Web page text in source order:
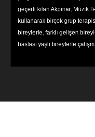
geçerli kılan Akpınar, Müzik
kullanarak birçok grup
bireylerle, farklı gelişen
hastası yaşlı bireylerle